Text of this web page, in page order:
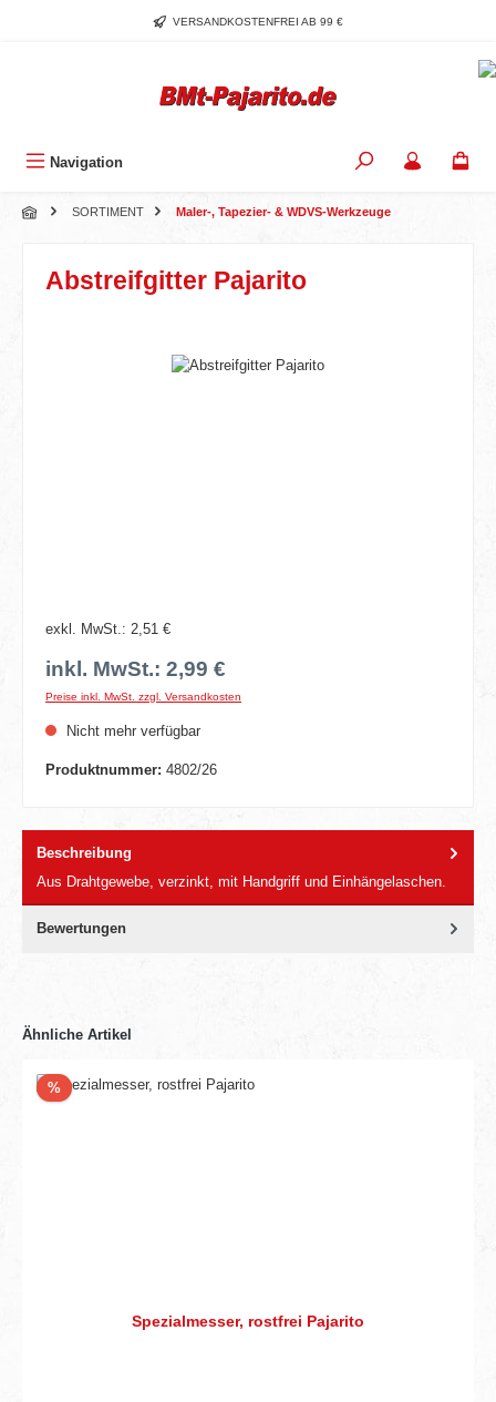
Zum Hauptinhalt springenVERSANDKOSTENFREI AB 99 €
Navigation
SORTIMENT Maler-, Tapezier- & WDVS-Werkzeuge
Abstreifgitter Pajarito
Bildergalerie überspringen
exkl. MwSt.: 2,51 €
inkl. MwSt.: 2,99 €
Preise inkl. MwSt. zzgl. Versandkosten
Nicht mehr verfügbar
Produktnummer: 4802/26
Beschreibung
Aus Drahtgewebe, verzinkt, mit Handgriff und Einhängelaschen.
Bewertungen
Ähnliche Artikel
%Rabatt
Spezialmesser, rostfrei Pajarito